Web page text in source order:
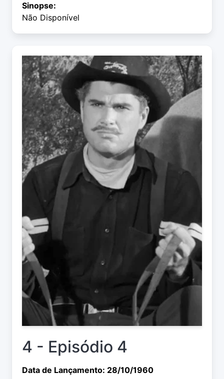
Sinopse:
Não Disponível
4 - Episódio 4
Data de Lançamento: 28/10/1960